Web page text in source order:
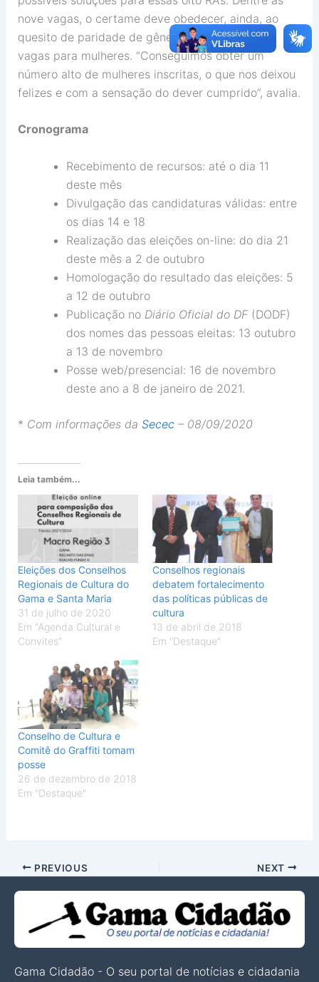
nove vagas, o certame deve obedecer, ainda, ao
quesito de paridade de gênero, que prevê cinco
vagas para mulheres. “Conseguimos obter um
número alto de mulheres inscritas, o que nos deixou
felizes e com a sensação do dever cumprido”, avalia.
Cronograma
Recebimento de recursos: até o dia 11
deste mês
Divulgação das candidaturas válidas: entre
os dias 14 e 18
Realização das eleições on-line: do dia 21
deste mês a 2 de outubro
Homologação do resultado das eleições: 5
a 12 de outubro
Publicação no Diário Oficial do DF(DODF)
dos nomes das pessoas eleitas: 13 outubro
a 13 de novembro
Posse web/presencial: 16 de novembro
deste ano a 8 de janeiro de 2021.
* Com informações da Secec– 08/09/2020
Leia também...
Eleições dos Conselhos
Regionais de Cultura do
Gama e Santa Maria
31 de julho de 2020
Em "Agenda Cultural e
Convites"
Conselhos regionais
debatem fortalecimento
das políticas públicas de
cultura
13 de abril de 2018
Em "Destaque"
Conselho de Cultura e
Comitê do Graffiti tomam
posse
26 de dezembro de 2018
Em "Destaque"
PREVIOUS NEXT
Gama Cidadão - O seu portal de notícias e cidadania